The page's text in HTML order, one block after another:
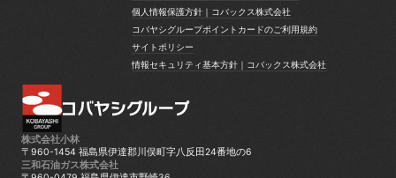
株式会社小林
〒960-1454 福島県伊達郡川俣町字八反田24番地の6
三和石油ガス株式会社
個人情報保護方針｜三和石油ガス株式会社
個人情報保護方針｜コバックス株式会社
個人情報保護方針｜コバックス株式会社
コバヤシグループポイントカードのご利用規約
コバヤシグループポイントカードのご利用規約
サイトポリシー
サイトポリシー
情報セキュリティ基本方針｜コバックス株式会社